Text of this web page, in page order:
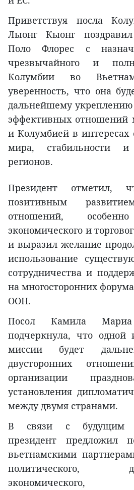
Приветствуя посла
Лыонг Кыонг
Поло Флорес с
чрезвычайного и
Колумбии во
уверенность, что она
дальнейшему
эффективных отношений
и Колумбией в интересах
мира, стабильности
регионов.
Президент отметил,
позитивным
отношений,
экономического и
и выразил желание
использование
сотрудничества и
на многосторонних
ООН.
Посол Камила
подчеркнула, что одной
миссии будет
двусторонних
организации
установления
между двумя странами.
В связи с будущим
президент предложил
вьетнамскими
политического,